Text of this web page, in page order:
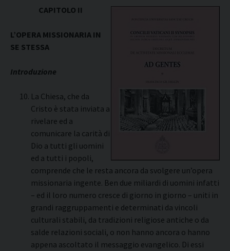
CAPITOLO II
L’OPERA MISSIONARIA IN
SE STESSA
Introduzione
La Chiesa, che da
Cristo è stata inviata a
rivelare ed a
comunicare la carità di
Dio a tutti gli uomini
ed a tutti i popoli,
comprende che le resta ancora da svolgere un’opera
missionaria ingente. Ben due miliardi di uomini infatti
– ed il loro numero cresce di giorno in giorno – uniti in
grandi raggruppamenti e determinati da vincoli
culturali stabili, da tradizioni religiose antiche o da
salde relazioni sociali, o non hanno ancora o hanno
appena ascoltato il messaggio evangelico. Di essi